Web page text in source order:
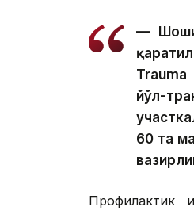
—
йўл-
60 та
Профилактик